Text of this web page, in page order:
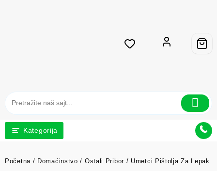
Kategorija
Početna / Domaćinstvo / Ostali Pribor/ Umetci Pištolja Za Lepak